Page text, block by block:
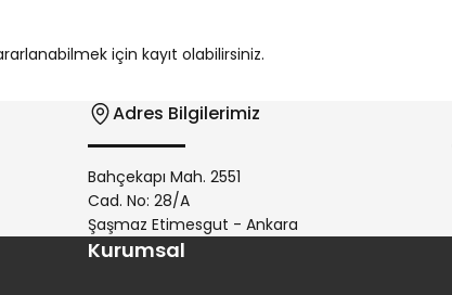
için kayıt olabilirsiniz.
Adres Bilgilerimiz
Bahçekapı Mah. 2551
Cad. No: 28/A
Şaşmaz Etimesgut - Ankara
Kurumsal